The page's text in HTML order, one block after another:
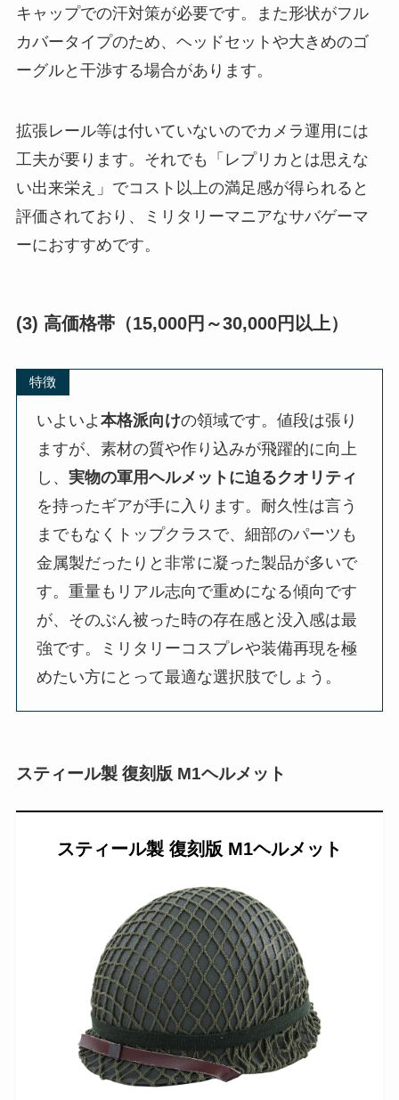
キャップでの汗対策が必要です。また形状がフル
カバータイプのため、ヘッドセットや大きめのゴ
ーグルと干渉する場合があります。
拡張レール等は付いていないのでカメラ運用には
工夫が要ります。それでも「レプリカとは思えな
い出来栄え」でコスト以上の満足感が得られると
評価されており​、ミリタリーマニアなサバゲーマ
ーにおすすめです。
(3) 高価格帯（15,000円～30,000円以上）
特徴
いよいよ本格派向けの領域です。値段は張り
ますが、素材の質や作り込みが飛躍的に向上
し、実物の軍用ヘルメットに迫るクオリティ
を持ったギアが手に入ります。耐久性は言う
までもなくトップクラスで、細部のパーツも
金属製だったりと非常に凝った製品が多いで
す。重量もリアル志向で重めになる傾向です
が、そのぶん被った時の存在感と没入感は最
強です。ミリタリーコスプレや装備再現を極
めたい方にとって最適な選択肢でしょう。
スティール製 復刻版 M1ヘルメット
スティール製 復刻版 M1ヘルメット